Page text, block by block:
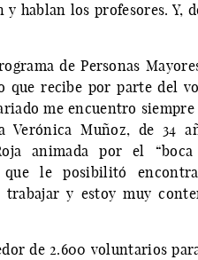
hablan los profesores. Y,
de Personas
que recibe por parte del
me encuentro siempre
Muñoz, de 34
animada por el “boca
le posibilitó
y estoy muy
de 2.600 voluntarios